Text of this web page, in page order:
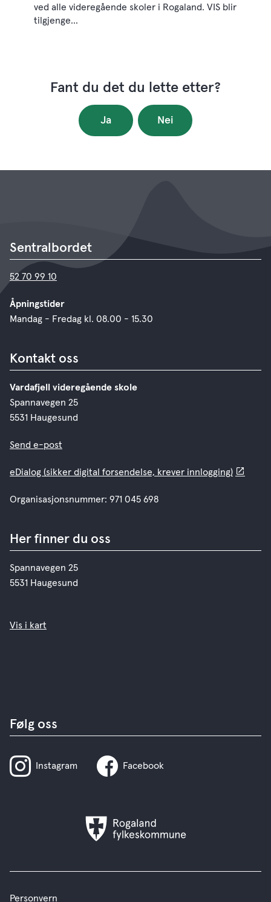
ved alle videregående skoler i Rogaland. VIS blir
tilgjenge...
Fant du det du lette etter?
Ja Nei
Sentralbordet
52 70 99 10
Åpningstider
Mandag - Fredag kl. 08.00 - 15.30
Kontakt oss
Vardafjell videregående skole
Spannavegen 25
5531 Haugesund
Send e-post
eDialog (sikker digital forsendelse, krever innlogging)
Organisasjonsnummer: 971 045 698
Her finner du oss
Spannavegen 25
5531 Haugesund
Vis i kart
Følg oss
Instagram Facebook
Rogaland
fylkeskommune
Personvern